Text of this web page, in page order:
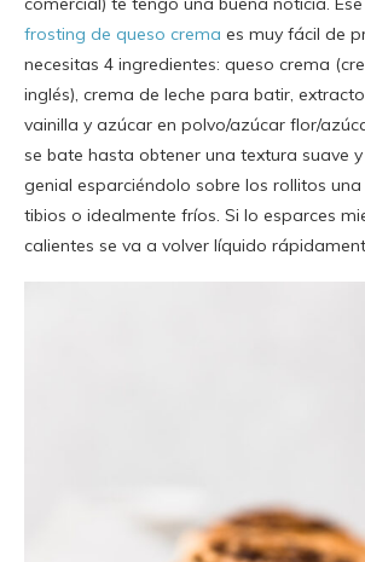
frosting de queso crema es muy fácil de
necesitas 4 ingredientes: queso crema
inglés), crema de leche para batir,
vainilla y azúcar en polvo/azúcar flor/
se bate hasta obtener una textura suave
genial esparciéndolo sobre los rollitos
tibios o idealmente fríos. Si lo esparces
calientes se va a volver líquido